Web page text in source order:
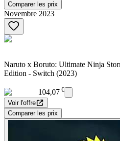
Comparer les prix
Novembre 2023
Naruto x Boruto: Ultimate Ninja
Edition - Switch (2023)
104,07 €
Voir l'offre
Comparer les prix